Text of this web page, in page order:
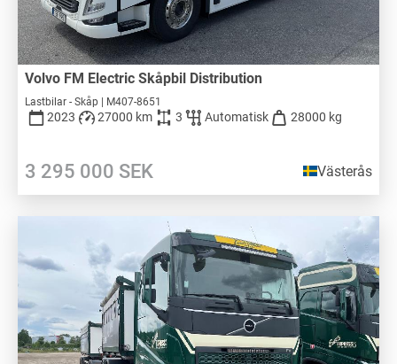
Volvo FM Electric Skåpbil Distribution
Lastbilar - Skåp | M407-8651
2023 27000 km 3 Automatisk 28000 kg
3 295 000 SEK Västerås